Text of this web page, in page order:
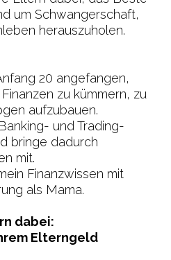
um Schwangerschaft,
herauszuholen.
20 angefangen,
zu kümmern, zu
aufzubauen.
und Trading-
bringe dadurch
mit.
Finanzwissen mit
als Mama.
dabei:
Elterngeld